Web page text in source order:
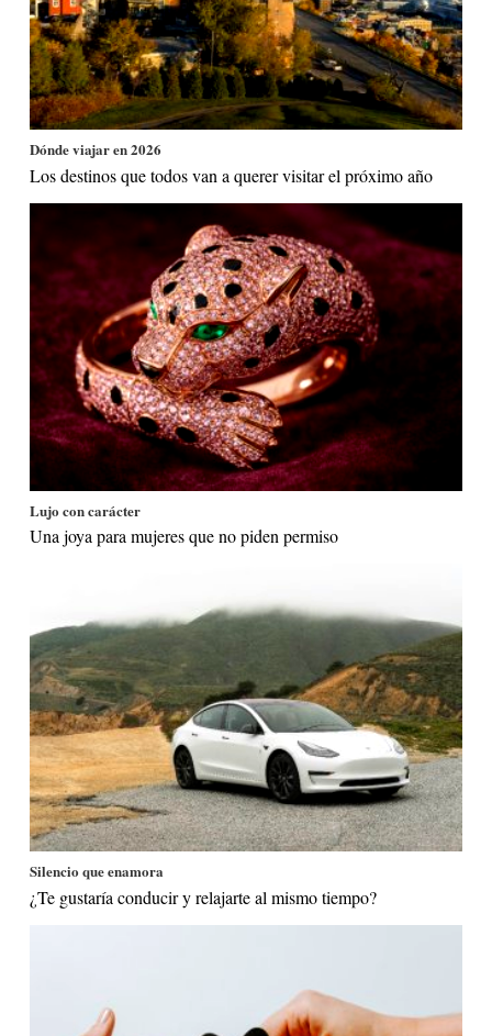
Dónde viajar en 2026
Los destinos que todos van a querer visitar el próximo año
Lujo con carácter
Una joya para mujeres que no piden permiso
Silencio que enamora
¿Te gustaría conducir y relajarte al mismo tiempo?